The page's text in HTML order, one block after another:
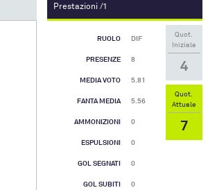
Prestazioni /1
RUOLO DIF
PRESENZE 8
MEDIA VOTO 5.81
FANTA MEDIA 5.56
AMMONIZIONI 0
ESPULSIONI 0
GOL SEGNATI 0
GOL SUBITI 0
Quot.
Iniziale
4
Quot.
Attuale
7